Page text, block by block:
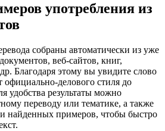
употребления из
собраны автоматически из уже
веб-сайтов, книг,
Благодаря этому вы увидите слово
официально-делового стиля до
удобства результаты можно
переводу или тематике, а также
найденных примеров, чтобы быстро